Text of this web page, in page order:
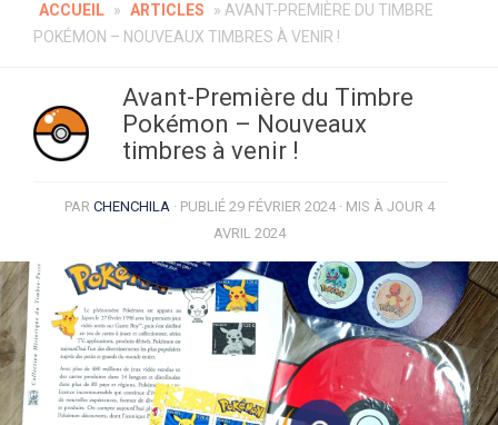
ACCUEIL » ARTICLES » AVANT-PREMIÈRE DU TIMBRE
POKÉMON – NOUVEAUX TIMBRES À VENIR !
Avant-Première du Timbre
Pokémon – Nouveaux
timbres à venir !
PAR CHENCHILA · PUBLIÉ 29 FÉVRIER 2024· MIS À JOUR 4
AVRIL 2024